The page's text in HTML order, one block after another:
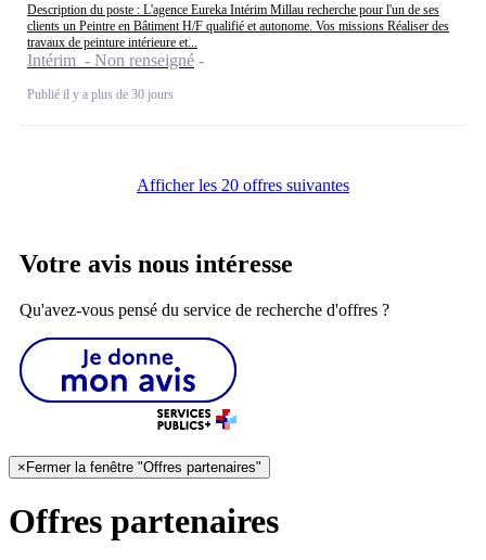
Description du poste : L'agence Eureka Intérim Millau recherche pour l'un de ses
clients un Peintre en Bâtiment H/F qualifié et autonome. Vos missions Réaliser des
travaux de peinture intérieure et...
Intérim - Non renseigné
Publié il y a plus de 30 jours
Afficher les 20 offres suivantes
Votre avis nous intéresse
Qu'avez-vous pensé du service de recherche d'offres ?
×Fermer la fenêtre "Offres partenaires"
Offres partenaires